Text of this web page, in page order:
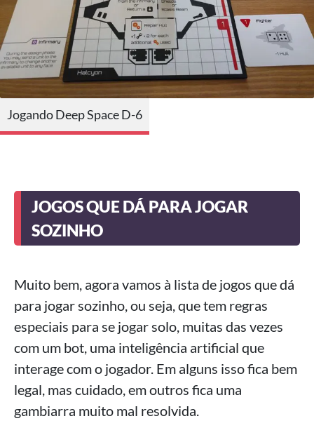
Jogando Deep Space D-6
JOGOS QUE DÁ PARA JOGAR
SOZINHO
Muito bem, agora vamos à lista de jogos que dá
para jogar sozinho, ou seja, que tem regras
especiais para se jogar solo, muitas das vezes
com um bot, uma inteligência artificial que
interage com o jogador. Em alguns isso fica bem
legal, mas cuidado, em outros fica uma
gambiarra muito mal resolvida.